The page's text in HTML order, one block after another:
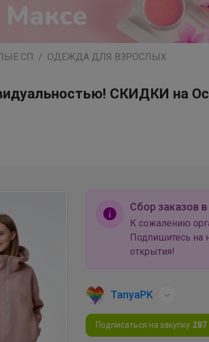
СП ОДЕЖДА ДЛЯ ВЗРОСЛЫХ
СКИДКИ на
Сбор заказов
К сожалению
Подпишитесь на
открытия!
TanyaPK
Подписаться на закупку 287